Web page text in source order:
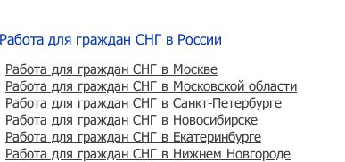
Работа для граждан СНГ в России
Работа для граждан СНГ в Москве
Работа для граждан СНГ в Московской области
Работа для граждан СНГ в Санкт-Петербурге
Работа для граждан СНГ в Новосибирске
Работа для граждан СНГ в Екатеринбурге
Работа для граждан СНГ в Нижнем Новгороде